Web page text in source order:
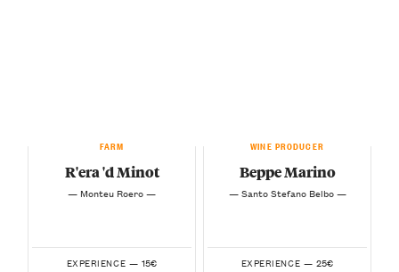
FARM
R'era 'd Minot
— Monteu Roero —
EXPERIENCE — 15€
WINE PRODUCER
Beppe Marino
— Santo Stefano Belbo —
EXPERIENCE — 25€